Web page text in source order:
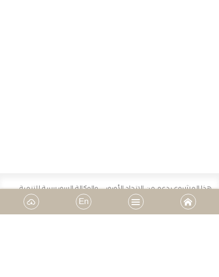
En
هذا المشروع بدعم من الاتحاد الأوروبي والوكالة السويسرية للتنمية
والتعاون